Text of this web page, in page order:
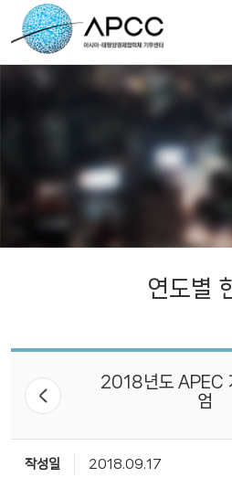
연도별
2018년도 APEC
엄
작성일 2018.09.17